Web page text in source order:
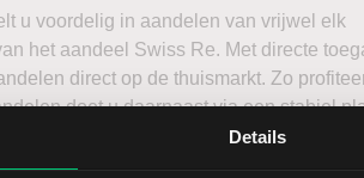
Details
u voordelig in aandelen van vrijwel elk
het aandeel Swiss Re. Met directe
direct op de thuismarkt. Zo
doet u daarnaast via een stabiel
analyses kunt maken. Belegt u met
u een dalende koers en gaat u short*?